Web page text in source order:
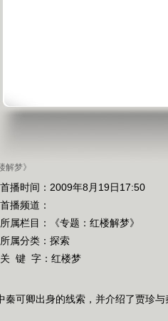
解梦》
首播时间：2009年8月19日17:50
首播频道：
所属栏目：
《专题：红楼解梦》
所属分类：探索
关 键 字： 红楼梦
可卿出身的线索，并介绍了贾珍与